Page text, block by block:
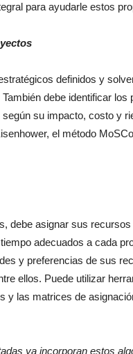
para ayudarle estos
definidos y
debe identificar
su impacto, costo y
el método
debe asignar sus
adecuados a cada
y preferencias de sus
ellos. Puede utilizar
y las matrices de
ya incorporan estos